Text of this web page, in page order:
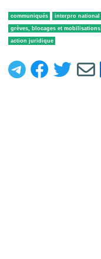
communiqués interpro national
grèves, blocages et mobilisations
action juridique